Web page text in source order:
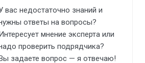
вас недостаточно знаний и
ответы на вопросы?
мнение эксперта или
проверить подрядчика?
задаете вопрос — я отвечаю!